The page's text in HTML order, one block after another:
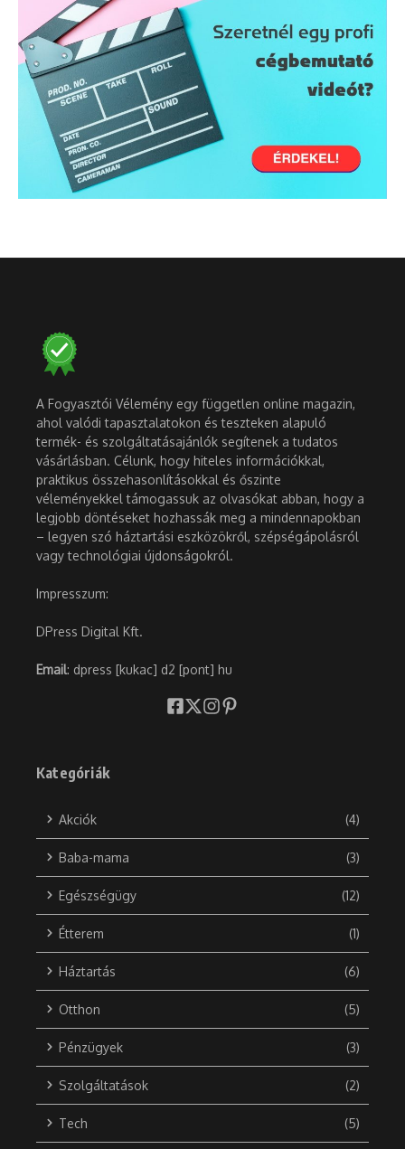
A Fogyasztói Vélemény egy független online magazin,
ahol valódi tapasztalatokon és teszteken alapuló
termék- és szolgáltatásajánlók segítenek a tudatos
vásárlásban. Célunk, hogy hiteles információkkal,
praktikus összehasonlításokkal és őszinte
véleményekkel támogassuk az olvasókat abban, hogy a
legjobb döntéseket hozhassák meg a mindennapokban
– legyen szó háztartási eszközökről, szépségápolásról
vagy technológiai újdonságokról.
Impresszum:
DPress Digital Kft.
Email: dpress [kukac] d2 [pont] hu
Kategóriák
Akciók (4)
Baba-mama (3)
Egészségügy (12)
Étterem (1)
Háztartás (6)
Otthon (5)
Pénzügyek (3)
Szolgáltatások (2)
Tech (5)